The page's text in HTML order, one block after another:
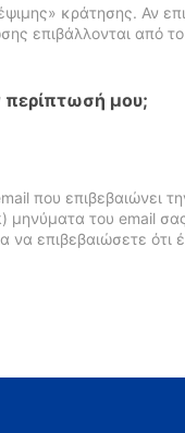
κράτησης. Αν
επιβάλλονται από
περίπτωσή μου;
που επιβεβαιώνει
μηνύματα του email
επιβεβαιώσετε